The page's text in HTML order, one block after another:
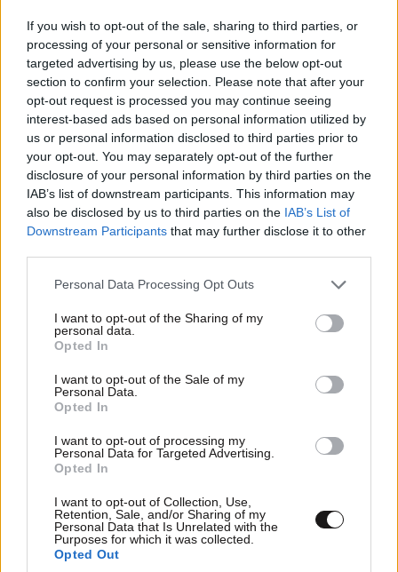
If you wish to opt-out of the sale, sharing to third parties, or
processing of your personal or sensitive information for
targeted advertising by us, please use the below opt-out
section to confirm your selection. Please note that after your
opt-out request is processed you may continue seeing
interest-based ads based on personal information utilized by
us or personal information disclosed to third parties prior to
your opt-out. You may separately opt-out of the further
disclosure of your personal information by third parties on the
IAB’s list of downstream participants. This information may
also be disclosed by us to third parties on the IAB’s List of
Downstream Participants that may further disclose it to other
Please note that this website/app uses one or more Google
not limited to your visit or usage behaviour. You may click to
grant or deny consent to Google and its third-party tags to
use your data for below specified purposes in below Google
consent section.
Personal Data Processing Opt Outs
I want to opt-out of the Sharing of my
personal data.
Opted In
I want to opt-out of the Sale of my
Personal Data.
Opted In
I want to opt-out of processing my
Personal Data for Targeted Advertising.
Opted In
I want to opt-out of Collection, Use,
Retention, Sale, and/or Sharing of my
Personal Data that Is Unrelated with the
Purposes for which it was collected.
Opted Out
ΧΡΙΣΤΙΑΝΟΣ ΟΡΘΟΔΟΞΟΣ 19·07·2025 17:42
ΡΩΣΙΑ: Η Τατιάνα Γκορίτσεβα διηγείται την
μεταστροφή της από την γιόγκα στον Χριστό:
Κουρασμένη, ἔχοντας χάσει σχεδόν κάθε ἐνδιαφέρον
ἔκανα τίς ἀσκήσεις μου yoga, τίς mantra.
Καταλαβαίνεις, μέχρις ἐκείνη τήν στιγμή, δέν εἶχα
ποτέ προσευχηθῆ, δέν ἤξερα καμμιά προσευχή. Καί νά
πού ἕνα ἐγχειρίδιο τῆς yoga πρότεινε νά κάνω μιά
ἄσκησι μέ τό “Πάτερ ἡμῶν”, τήν Κυριακή προσευχή.
μέ αὐτόματο τρόπο. Ἀφοῦ τήν διάβασα περίπου ἕξι
φορές, ξαφνικά ἀναστατώθηκα. ῎Οχι μόνο ἡ κουτή
Αὐτός ὑπῆρχε, Αὐτός ὁ ζῶν Θεός, ὁ προσωπικός, πού μέ
ἀγαπᾶ, πού ἀγαπᾶ ὁλόκληρη τήν δημιουργία, ὁ Θεός
ἄνθρωπος ἀπό ἀγάπη, ὁ ἐσταυρωμένος καί
ἀναστημένος Θεός. Σ᾽ ἕνα λεπτό τό “μυστήριο” τοῦ
ζωή καί ἡ θέσι μου σ᾽ αὐτή τή ζωή. Πραγματικά
σώθηκα. Τά πάντα μέσα μου ἄλλαξαν Ὁ παλαιός
ἄνθρωπος πέθανε.
ΠΕΡΙΣΣΟΤΕΡΑ ΣΧΟΛΙΑ